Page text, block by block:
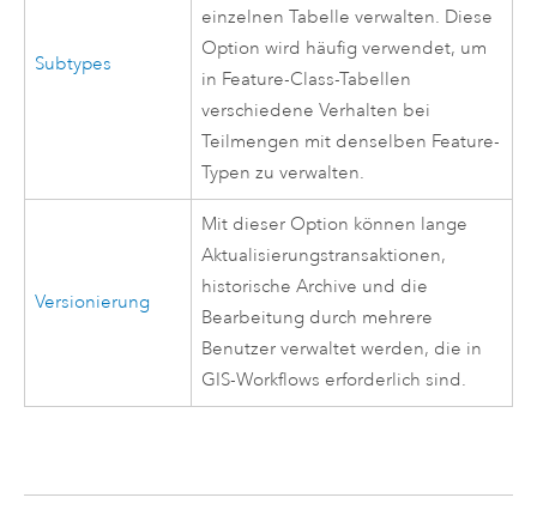
Subtypes
einzelnen Tabelle verwalten. Diese
Option wird häufig verwendet, um
in Feature-Class-Tabellen
verschiedene Verhalten bei
Teilmengen mit denselben Feature-
Typen zu verwalten.
Versionierung
Mit dieser Option können lange
Aktualisierungstransaktionen,
historische Archive und die
Bearbeitung durch mehrere
Benutzer verwaltet werden, die in
GIS-Workflows erforderlich sind.